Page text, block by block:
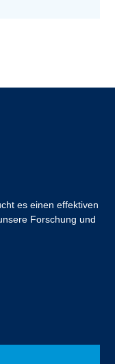
es einen effektiven
Forschung und